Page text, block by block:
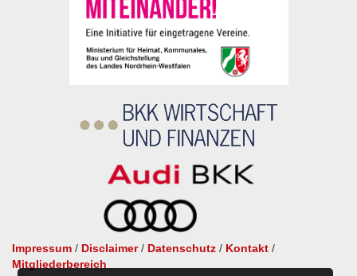
Impressum / Disclaimer/ Datenschutz / Kontakt /
Mitgliederbereich